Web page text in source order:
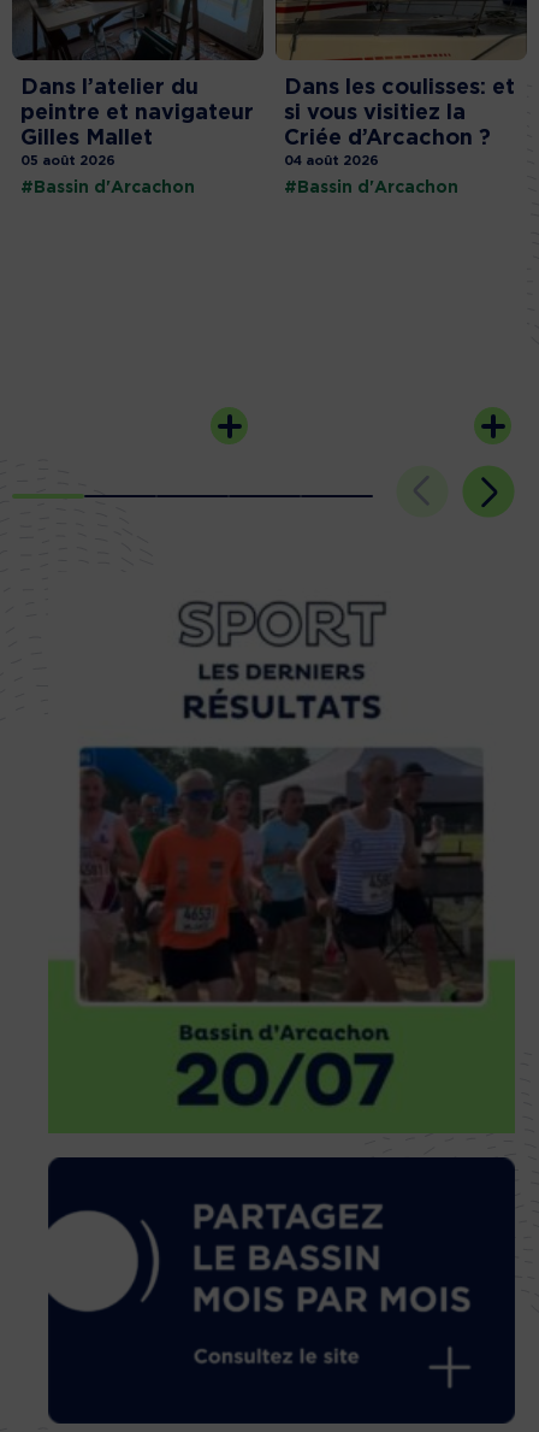
Dans l’atelier du
peintre et navigateur
Gilles Mallet
05 août 2026
#Bassin d'Arcachon
Dans les coulisses: et
si vous visitiez la
Criée d’Arcachon ?
04 août 2026
#Bassin d'Arcachon